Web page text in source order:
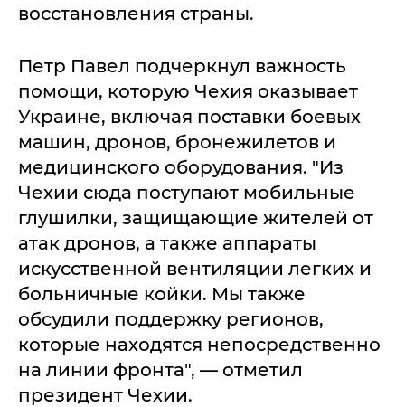
восстановления страны.
Петр Павел подчеркнул важность
помощи, которую Чехия оказывает
Украине, включая поставки боевых
машин, дронов, бронежилетов и
медицинского оборудования. "Из
Чехии сюда поступают мобильные
глушилки, защищающие жителей от
атак дронов, а также аппараты
искусственной вентиляции легких и
больничные койки. Мы также
обсудили поддержку регионов,
которые находятся непосредственно
на линии фронта", — отметил
президент Чехии.